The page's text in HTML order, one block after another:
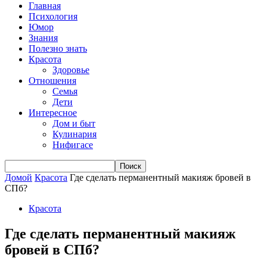
Главная
Психология
Юмор
Знания
Полезно знать
Красота
Здоровье
Отношения
Семья
Дети
Интересное
Дом и быт
Кулинария
Нифигасе
Домой Красота Где сделать перманентный макияж бровей в
СПб?
Красота
Где сделать перманентный макияж
бровей в СПб?